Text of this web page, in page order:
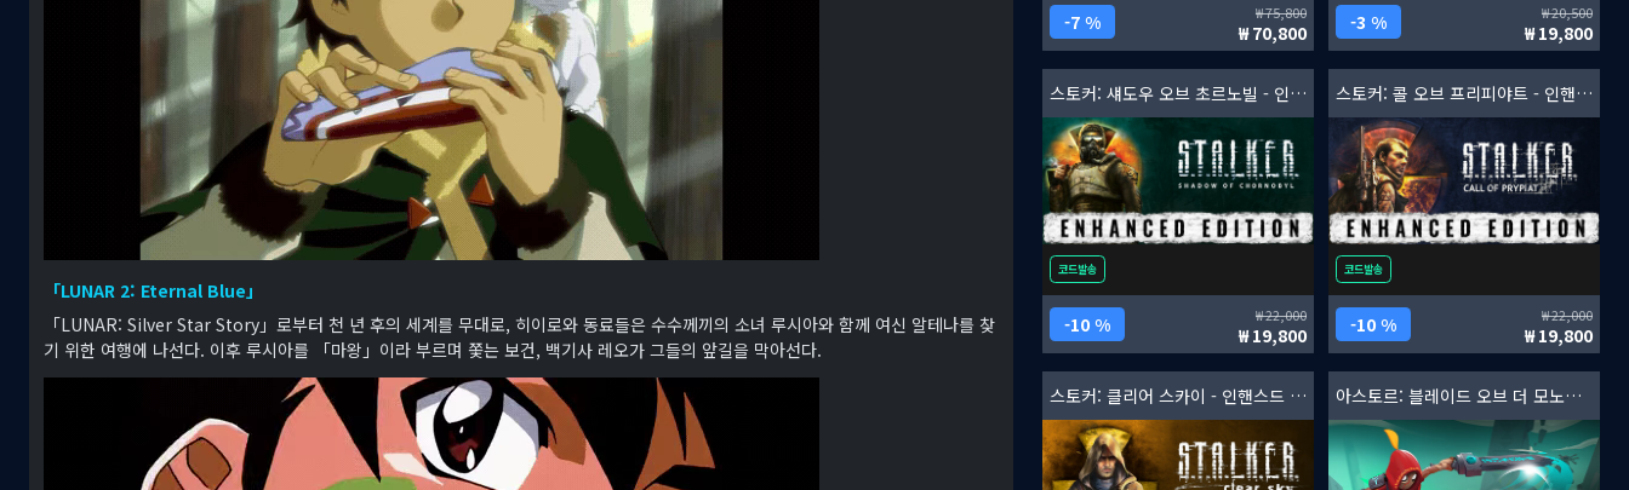
「LUNAR 2: Eternal Blue」
「LUNAR: Silver Star Story」로부터 천 년 후의 세계를 무대로, 히이로와 동료들은 수수께끼의 소녀 루시아와 함께 여신 알테나를 찾
기 위한 여행에 나선다. 이후 루시아를 「마왕」이라 부르며 쫓는 보건, 백기사 레오가 그들의 앞길을 막아선다.
7 % 75,800
70,800 3 % 20,500
19,800
스토커: 섀도우 오브 초르노빌 - 인핸스드 에디션
코드발송
10 % 22,000
19,800
스토커: 콜 오브 프리피야트 - 인핸스드 에디션
코드발송
10 % 22,000
19,800
스토커: 클리어 스카이 - 인핸스드 에디션 아스토르: 블레이드 오브 더 모노리스